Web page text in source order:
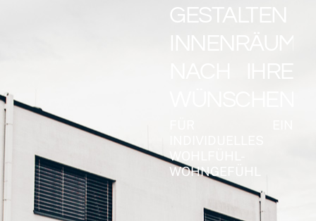
GESTALTEN
WOHLFÜHL-
WOHNGEFÜHL